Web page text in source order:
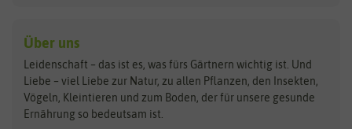
Kräutersamen
Obstsamen
Pilzbrut
Rasensamen
Steckzwiebeln
Benary
Bingenheimer Saatgut
Bionana
Dürr-Samen
Über uns
Leidenschaft – das ist es, was fürs Gärtnern wichtig ist. Und
Liebe – viel Liebe zur Natur, zu allen Pflanzen, den Insekten,
Vögeln, Kleintieren und zum Boden, der für unsere gesunde
Ernährung so bedeutsam ist.